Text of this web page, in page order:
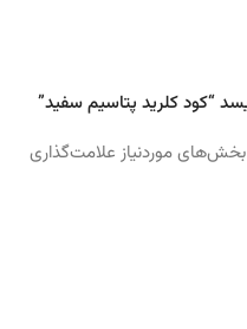
“کود کلرید پتاسیم سفید”
بخش‌های موردنیاز علامت‌گذاری